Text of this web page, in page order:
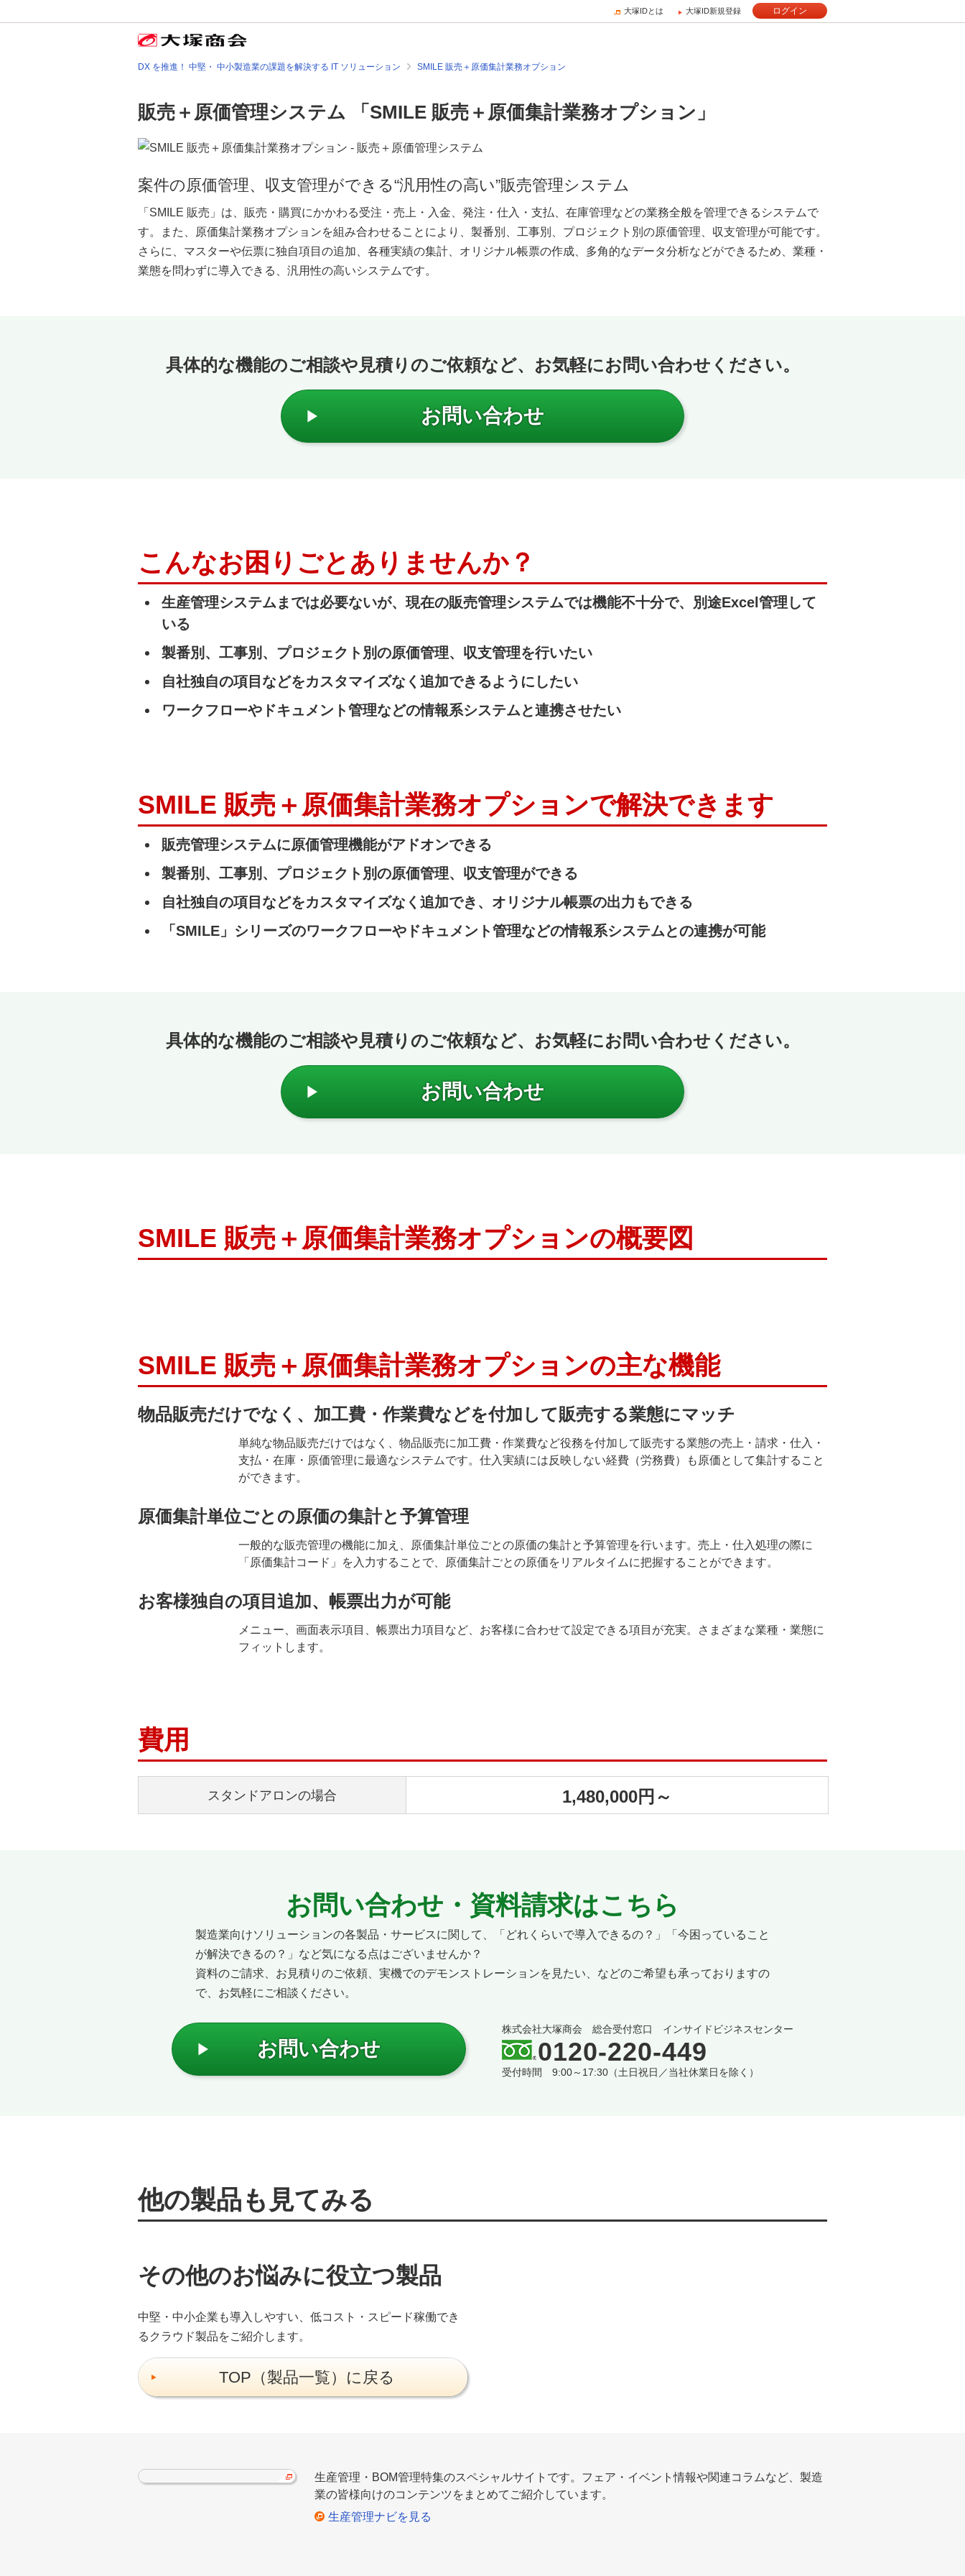
大塚IDとは 大塚ID新規登録 ログイン
DX を推進！ 中堅・ 中小製造業の課題を解決する IT ソリューション SMILE 販売＋原価集計業務オプション
販売＋原価管理システム 「SMILE 販売＋原価集計業務オプション」
案件の原価管理、収支管理ができる“汎用性の高い”販売管理システム
「SMILE 販売」は、販売・購買にかかわる受注・売上・入金、発注・仕入・支払、在庫管理などの業務全般を管理できるシステムで
す。また、原価集計業務オプションを組み合わせることにより、製番別、工事別、プロジェクト別の原価管理、収支管理が可能です。
さらに、マスターや伝票に独自項目の追加、各種実績の集計、オリジナル帳票の作成、多角的なデータ分析などができるため、業種・
業態を問わずに導入できる、汎用性の高いシステムです。
具体的な機能のご相談や見積りのご依頼など、お気軽にお問い合わせください。
お問い合わせ
こんなお困りごとありませんか？
生産管理システムまでは必要ないが、現在の販売管理システムでは機能不十分で、別途Excel管理して
いる
製番別、工事別、プロジェクト別の原価管理、収支管理を行いたい
自社独自の項目などをカスタマイズなく追加できるようにしたい
ワークフローやドキュメント管理などの情報系システムと連携させたい
SMILE 販売＋原価集計業務オプションで解決できます
販売管理システムに原価管理機能がアドオンできる
製番別、工事別、プロジェクト別の原価管理、収支管理ができる
自社独自の項目などをカスタマイズなく追加でき、オリジナル帳票の出力もできる
「SMILE」シリーズのワークフローやドキュメント管理などの情報系システムとの連携が可能
具体的な機能のご相談や見積りのご依頼など、お気軽にお問い合わせください。
お問い合わせ
SMILE 販売＋原価集計業務オプションの概要図
SMILE 販売＋原価集計業務オプションの主な機能
物品販売だけでなく、加工費・作業費などを付加して販売する業態にマッチ
単純な物品販売だけではなく、物品販売に加工費・作業費など役務を付加して販売する業態の売上・請求・仕入・
支払・在庫・原価管理に最適なシステムです。仕入実績には反映しない経費（労務費）も原価として集計すること
ができます。
原価集計単位ごとの原価の集計と予算管理
一般的な販売管理の機能に加え、原価集計単位ごとの原価の集計と予算管理を行います。売上・仕入処理の際に
「原価集計コード」を入力することで、原価集計ごとの原価をリアルタイムに把握することができます。
お客様独自の項目追加、帳票出力が可能
メニュー、画面表示項目、帳票出力項目など、お客様に合わせて設定できる項目が充実。さまざまな業種・業態に
フィットします。
費用
スタンドアロンの場合 1,480,000円～
お問い合わせ・資料請求はこちら
製造業向けソリューションの各製品・サービスに関して、「どれくらいで導入できるの？」「今困っていること
が解決できるの？」など気になる点はございませんか？
資料のご請求、お見積りのご依頼、実機でのデモンストレーションを見たい、などのご希望も承っておりますの
で、お気軽にご相談ください。
お問い合わせ
株式会社大塚商会 総合受付窓口 インサイドビジネスセンター
0120-220-449
受付時間 9:00～17:30（土日祝日／当社休業日を除く）
他の製品も見てみる
その他のお悩みに役立つ製品
中堅・中小企業も導入しやすい、低コスト・スピード稼働でき
るクラウド製品をご紹介します。
TOP（製品一覧）に戻る
生産管理・BOM管理特集のスペシャルサイトです。フェア・イベント情報や関連コラムなど、製造
業の皆様向けのコンテンツをまとめてご紹介しています。
生産管理ナビを見る